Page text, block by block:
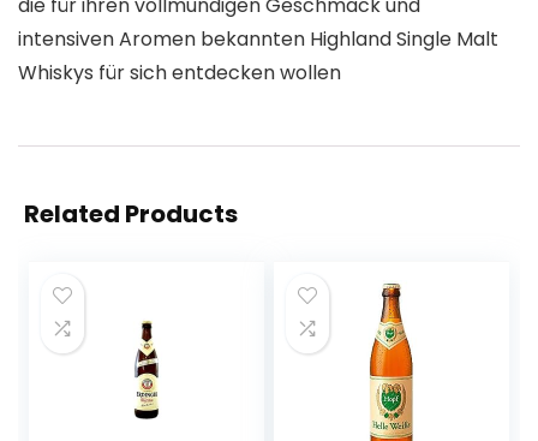
die für ihren vollmundigen Geschmack und
intensiven Aromen bekannten Highland Single Malt
Whiskys für sich entdecken wollen
Related Products